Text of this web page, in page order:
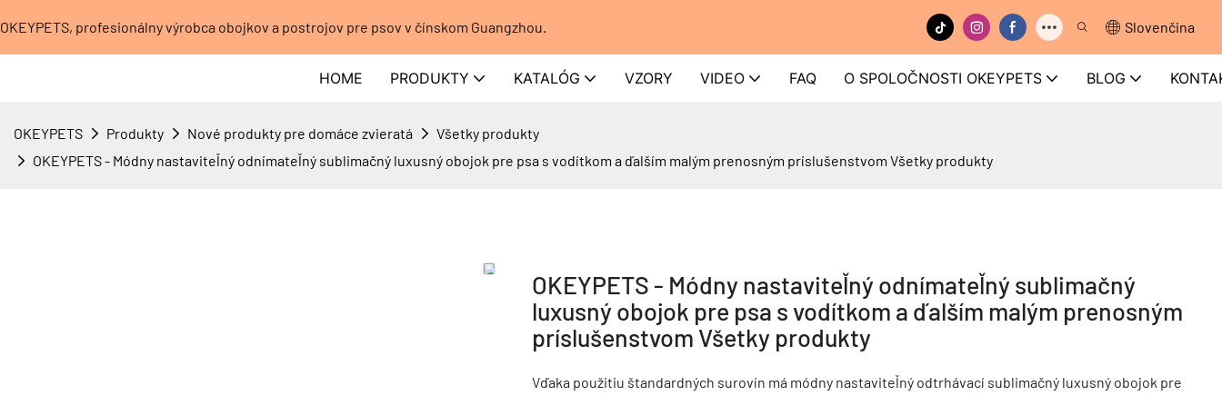
OKEYPETS, profesionálny výrobca obojkov a postrojov pre psov v čínskom Guangzhou. Slovenčina
HOME PRODUKTY KATALÓG VZORY VIDEO FAQ O SPOLOČNOSTI OKEYPETS BLOG
OKEYPETS Produkty Nové produkty pre domáce zvieratá
Všetky produkty
OKEYPETS - Módny nastaviteľný odnímateľný sublimačný luxusný obojok pre psa s vodítkom a ďalším malým prenosným príslušenstvom Všetky produkty
OKEYPETS - Módny nastaviteľný odnímateľný sublimačný
luxusný obojok pre psa s vodítkom a ďalším malým prenosným
príslušenstvom Všetky produkty
Vďaka použitiu štandardných surovín má módny nastaviteľný odtrhávací sublimačný luxusný obojok pre